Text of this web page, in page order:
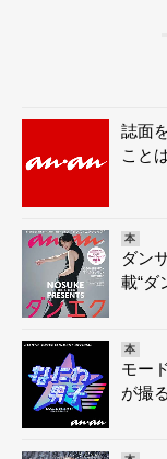
誌面
こと
本
ダン
載“ダ
本
モー
が撮